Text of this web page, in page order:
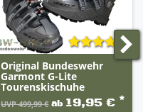
Original Bundeswehr
Garmont G-Lite
Tourenskischuhe
UVP 499,99 € ab 19,95 € *